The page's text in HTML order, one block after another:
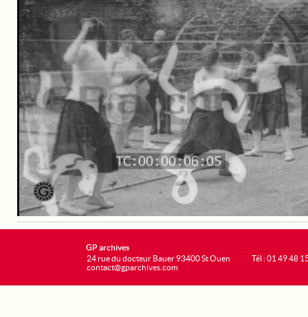
GP archives
24 rue du docteur Bauer 93400 St Ouen
contact@gparchives.com
Tél : 01 49 48